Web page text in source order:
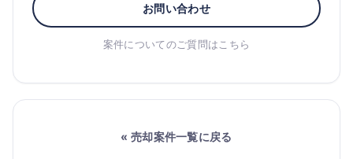
お問い合わせ
案件についてのご質問はこちら
« 売却案件一覧に戻る